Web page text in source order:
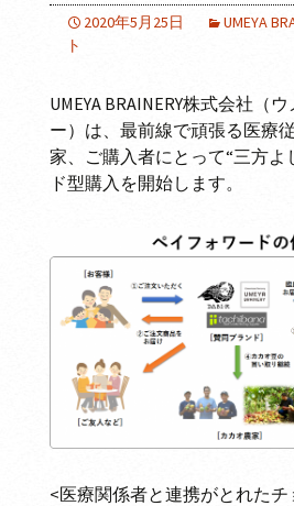
2020年5月25日
UMEYA
ト
UMEYA BRAINERY株式会社（
ー）は、最前線で頑張る医療
家、ご購入者にとって“三方よ
ド型購入を開始します。
<医療関係者と連携がとれた